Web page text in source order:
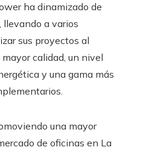
ha dinamizado de
a varios
sus proyectos al
calidad, un nivel
y una gama más
una mayor
de oficinas en La